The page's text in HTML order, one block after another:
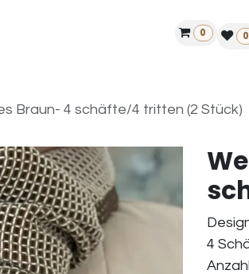
Finde einen
0 0
Braun- 4 schäfte/4 tritten (2 Stück)
4